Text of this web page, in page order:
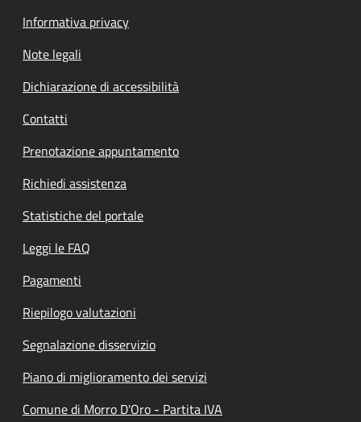
Informativa privacy
Note legali
Dichiarazione di accessibilità
Contatti
Prenotazione appuntamento
Richiedi assistenza
Statistiche del portale
Leggi le FAQ
Pagamenti
Riepilogo valutazioni
Segnalazione disservizio
Piano di miglioramento dei servizi
Comune di Morro D'Oro - Partita IVA